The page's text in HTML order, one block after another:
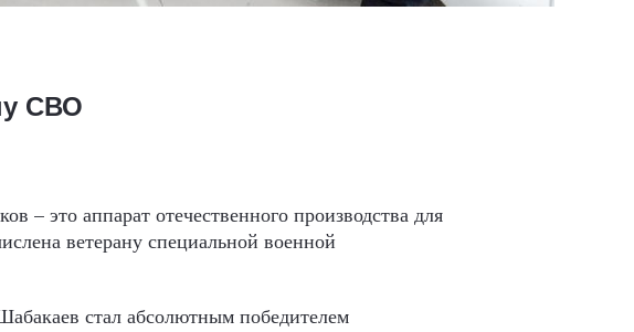
СВО
– это аппарат отечественного производства для
ветерану специальной военной
стал абсолютным победителем